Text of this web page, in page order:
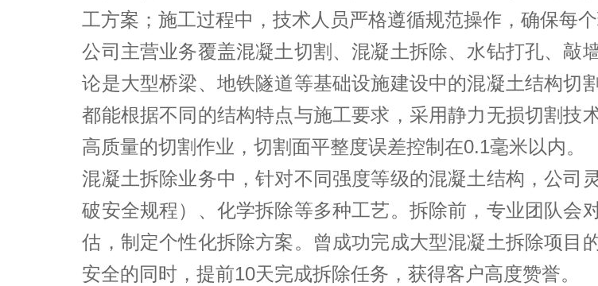
工方案；施工过程中，技术人员严格遵循规范操作，确保每个
公司主营业务覆盖混凝土切割、混凝土拆除、水钻打孔、敲
论是大型桥梁、地铁隧道等基础设施建设中的混凝土结构切
都能根据不同的结构特点与施工要求，采用静力无损切割技
高质量的切割作业，切割面平整度误差控制在0.1毫米以内。​
混凝土拆除业务中，针对不同强度等级的混凝土结构，公司
破安全规程）、化学拆除等多种工艺。拆除前，专业团队会
估，制定个性化拆除方案。曾成功完成大型混凝土拆除项目
安全的同时，提前10天完成拆除任务，获得客户高度赞誉。​